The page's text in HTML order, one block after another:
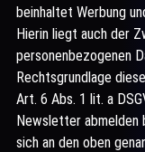
beinhaltet Werbung
Hierin liegt auch der
personenbezogenen
Rechtsgrundlage
Art. 6 Abs. 1 lit. a
Newsletter abmelden
sich an den oben